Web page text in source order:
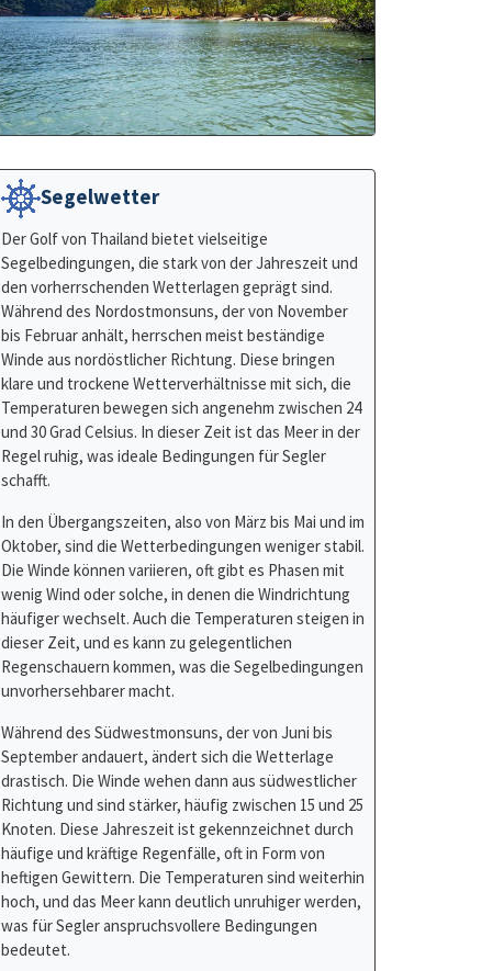
Segelwetter
Der Golf von Thailand bietet vielseitige
Segelbedingungen, die stark von der Jahreszeit und
Während des Nordostmonsuns, der von November
bis Februar anhält, herrschen meist beständige
Winde aus nordöstlicher Richtung. Diese bringen
klare und trockene Wetterverhältnisse mit sich, die
Temperaturen bewegen sich angenehm zwischen 24
und 30 Grad Celsius. In dieser Zeit ist das Meer in der
Regel ruhig, was ideale Bedingungen für Segler
schafft.
In den Übergangszeiten, also von März bis Mai und im
Oktober, sind die Wetterbedingungen weniger stabil.
Die Winde können variieren, oft gibt es Phasen mit
wenig Wind oder solche, in denen die Windrichtung
häufiger wechselt. Auch die Temperaturen steigen in
dieser Zeit, und es kann zu gelegentlichen
Regenschauern kommen, was die Segelbedingungen
unvorhersehbarer macht.
Während des Südwestmonsuns, der von Juni bis
September andauert, ändert sich die Wetterlage
Richtung und sind stärker, häufig zwischen 15 und 25
Knoten. Diese Jahreszeit ist gekennzeichnet durch
häufige und kräftige Regenfälle, oft in Form von
heftigen Gewittern. Die Temperaturen sind weiterhin
hoch, und das Meer kann deutlich unruhiger werden,
was für Segler anspruchsvollere Bedingungen
bedeutet.
Insgesamt bieten die wechselnden Winde und
Wetterlagen im Golf von Thailand eine interessante